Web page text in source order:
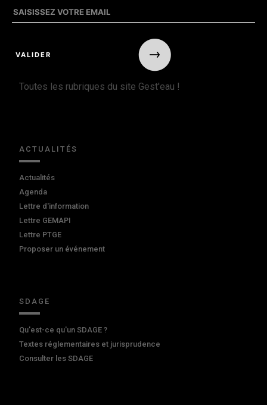
Toutes les rubriques du site Gest'eau !
ACTUALITÉS
Actualités
Agenda
Lettre d'information
Lettre GEMAPI
Lettre PTGE
Proposer un événement
SDAGE
Qu'est-ce qu'un SDAGE ?
Textes réglementaires et jurisprudence
Consulter les SDAGE